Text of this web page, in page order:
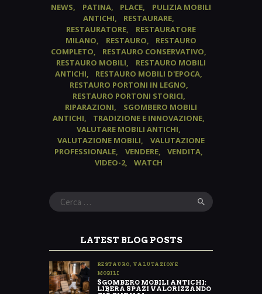
NEWS
PATINA PLACE
PULIZIA MOBILI
ANTICHI
RESTAURARE
RESTAURATORE
RESTAURATORE
MILANO
RESTAURO
RESTAURO
COMPLETO
RESTAURO CONSERVATIVO
RESTAURO MOBILI
RESTAURO MOBILI
ANTICHI
RESTAURO MOBILI D'EPOCA
RESTAURO PORTONI IN LEGNO
RESTAURO PORTONI STORICI
RIPARAZIONI
SGOMBERO MOBILI
ANTICHI
TRADIZIONE E INNOVAZIONE
VALUTARE MOBILI ANTICHI
VALUTAZIONE MOBILI
VALUTAZIONE
PROFESSIONALE
VENDERE
VENDITA
VIDEO-2
WATCH
Ricerca
per:
LATEST BLOG POSTS
RESTAURO
VALUTAZIONE
MOBILI
SGOMBERO MOBILI ANTICHI:
LIBERA SPAZI VALORIZZANDO